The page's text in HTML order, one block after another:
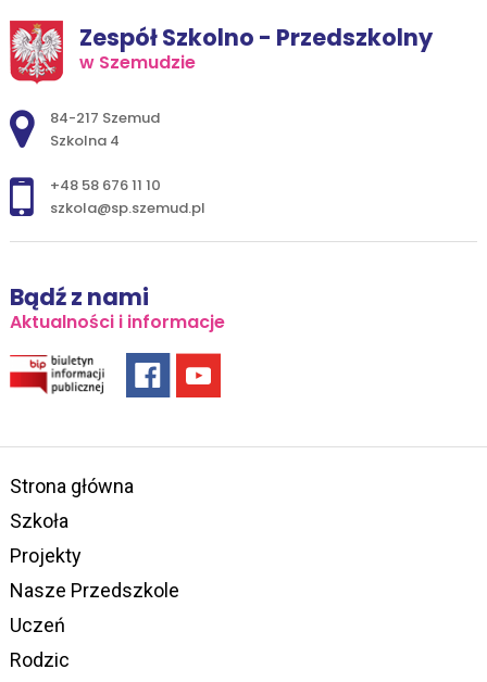
Zespół Szkolno - Przedszkolny
w Szemudzie
Adres pocztowy:
84-217 Szemud
Szkolna 4
+48 58 676 11 10
szkola@sp.szemud.pl
Bądź z nami
Aktualności i informacje
Strona główna
Szkoła
Projekty
Nasze Przedszkole
Uczeń
Rodzic